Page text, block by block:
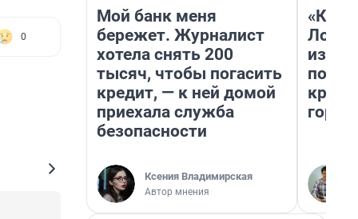
0
Мой банк меня
бережет. Журналист
хотела снять 200
тысяч, чтобы погасить
кредит, — к ней домой
приехала служба
безопасности
Ксения Владимирская
Автор мнения
«Как
из
круче